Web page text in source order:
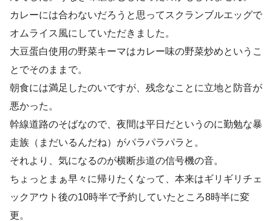
カレーには合わないだろうと思ってスクランブルエッグで
オムライス風にしていただきました。
大豆蛋白使用の野菜キーマはカレー味の野菜炒めというこ
とでそのままで。
朝食には満足したのいですが、残念なことに立地と防音が
悪かった。
幹線道路のそばなので、夜間は平日だというのに勤勉な暴
走族（まだいるんだね）がパラパラパラと。
それより、気になるのが横断歩道の信号機の音。
ちょっとまぁ早々に帰りたくなって、本来はギリギリチェ
ックアウト後の10時半で予約していたところ8時半に変
更。